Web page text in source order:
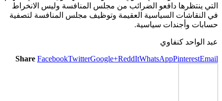
التي ينتظرها دافعو الضرائب من مجلس المنافسة وليس الانخراط
في النقاشات السياسية العقيمة وتوظيف مجلس المنافسة لتصفية
حسابات وأجندات سياسية.
عبد الواحد كنفاوي
Share FacebookTwitterGoogle+ReddItWhatsAppPinterestEmail